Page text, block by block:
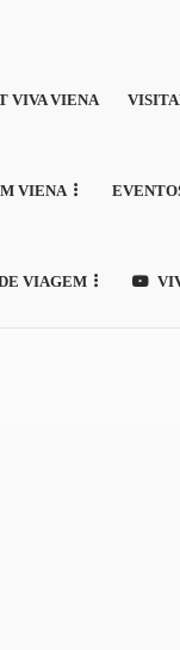
VIVA VIENA
VIENA
VIAGEM